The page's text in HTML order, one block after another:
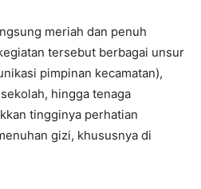
meriah dan penuh
tersebut berbagai unsur
pimpinan kecamatan),
hingga tenaga
tingginya perhatian
gizi, khususnya di